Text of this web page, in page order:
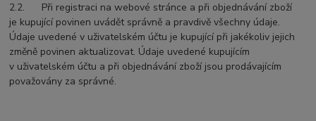
2.2. Při registraci na webové stránce a při objednávání zboží
je kupující povinen uvádět správně a pravdivě všechny údaje.
Údaje uvedené v uživatelském účtu je kupující při jakékoliv jejich
změně povinen aktualizovat. Údaje uvedené kupujícím
v uživatelském účtu a při objednávání zboží jsou prodávajícím
považovány za správné.